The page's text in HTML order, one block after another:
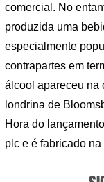
comercial. No
produzida uma
especialmente
contrapartes em
álcool apareceu na
londrina de
Hora do
plc e é fabricado na